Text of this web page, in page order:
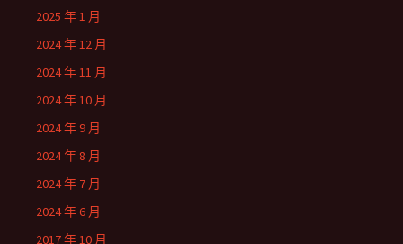
2025 年 1 月
2024 年 12 月
2024 年 11 月
2024 年 10 月
2024 年 9 月
2024 年 8 月
2024 年 7 月
2024 年 6 月
2017 年 10 月